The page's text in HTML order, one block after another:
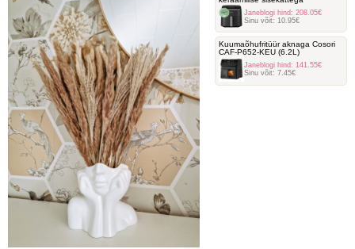
Janeblogi hind: 208.05€
Sinu võit: 10.95€
Kuumaõhufritüür aknaga Cosori
‎CAF-P652-KEU (6.2L)
Janeblogi hind: 141.55€
Sinu võit: 7.45€